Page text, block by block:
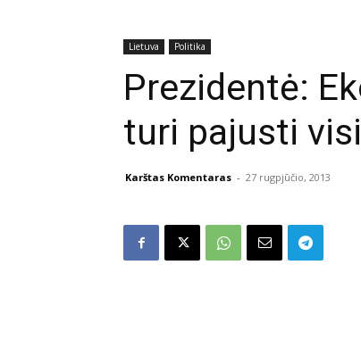
Lietuva Politika
Prezidentė:
turi pajusti
Karštas Komentaras - 27 rugpjūčio, 2013